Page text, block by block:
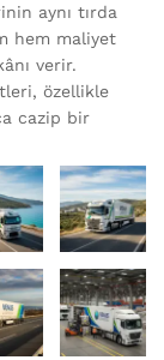
aynı tırda
hem maliyet
verir.
özellikle
cazip bir